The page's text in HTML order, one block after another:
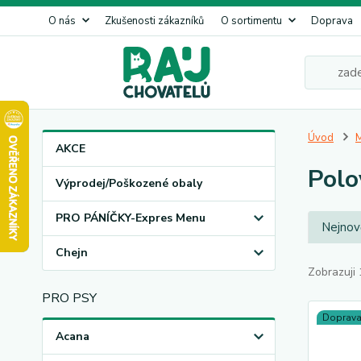
O nás Zkušenosti zákazníků O sortimentu Doprava
AKCE
Výprodej/Poškozené obaly
PRO PÁNÍČKY-Expres Menu
Chejn
PRO PSY
Acana
Úvod
Zobrazuji